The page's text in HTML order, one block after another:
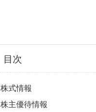
目次
株式情報
株主優待情報